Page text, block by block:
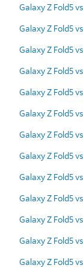
Galaxy Z Fold5
Galaxy Z Fold5
Galaxy Z Fold5
Galaxy Z Fold5
Galaxy Z Fold5
Galaxy Z Fold5
Galaxy Z Fold5
Galaxy Z Fold5
Galaxy Z Fold5
Galaxy Z Fold5
Galaxy Z Fold5
Galaxy Z Fold5
Galaxy Z Fold5